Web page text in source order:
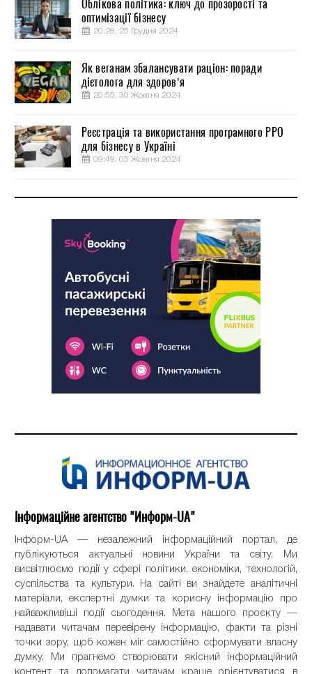
Облікова політика: ключ до прозорості та
оптимізації бізнесу
20:28, 25 Грудня 2024
Як веганам збалансувати раціон: поради
дієтолога для здоров’я
20:55, 30 Жовтня 2024
Реєстрація та використання програмного РРО
для бізнесу в Україні
09:49, 05 Жовтня 2024
Інформаційне агентство "Информ-UA"
Інформ-UA — незалежний інформаційний портал, де
публікуються актуальні новини України та світу. Ми
висвітлюємо події у сфері політики, економіки, технологій,
суспільства та культури. На сайті ви знайдете аналітичні
матеріали, експертні думки та корисну інформацію про
найважливіші події сьогодення. Мета нашого проєкту —
надавати читачам перевірену інформацію, факти та різні
точки зору, щоб кожен міг самостійно сформувати власну
думку. Ми прагнемо створювати якісний інформаційний
контент та допомагати читачам краще орієнтуватися в